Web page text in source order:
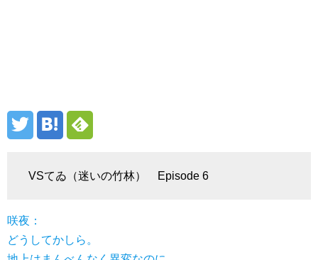
VSてゐ（迷いの竹林） Episode 6
咲夜：
どうしてかしら。